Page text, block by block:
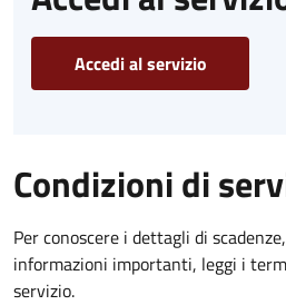
Accedi al servizio
Condizioni di
Per conoscere i dettagli di
informazioni importanti, leggi i
servizio.